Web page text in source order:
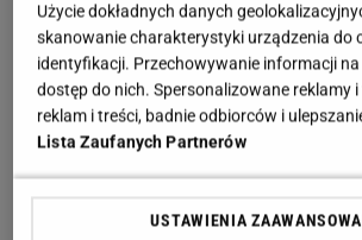
Żyłeś w PRL-u? Sprawdź w
pamiętasz te programy
Geograficzny quiz wyłoni
was zdobywa komplet!
Użycie dokładnych danych
skanowanie charakterystyki urządzenia do
identyfikacji. Przechowywanie informacji
dostęp do nich. Spersonalizowane reklamy
reklam i treści, badnie odbiorców i
Lista Zaufanych Partnerów
USTAWIENIA